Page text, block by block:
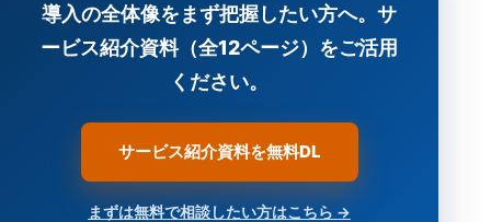
導入の全体像をまず把握したい方へ。サ
ービス紹介資料（全12ページ）をご活用
ください。
サービス紹介資料を無料DL
まずは無料で相談したい方はこちら →